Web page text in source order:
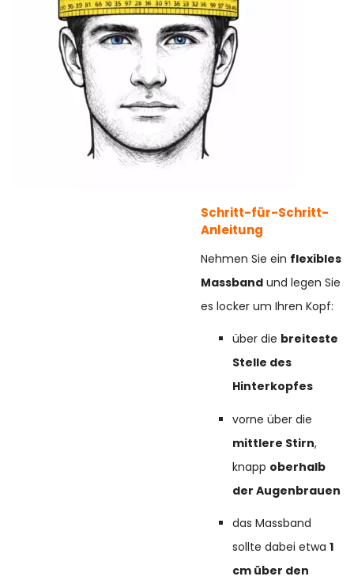
Schritt-für-Schritt-
Anleitung
Nehmen Sie ein flexibles
Massband und legen Sie
es locker um Ihren Kopf:
über die breiteste
Stelle des
Hinterkopfes
vorne über die
mittlere Stirn,
knapp oberhalb
der Augenbrauen
das Massband
sollte dabei etwa1
cm über den